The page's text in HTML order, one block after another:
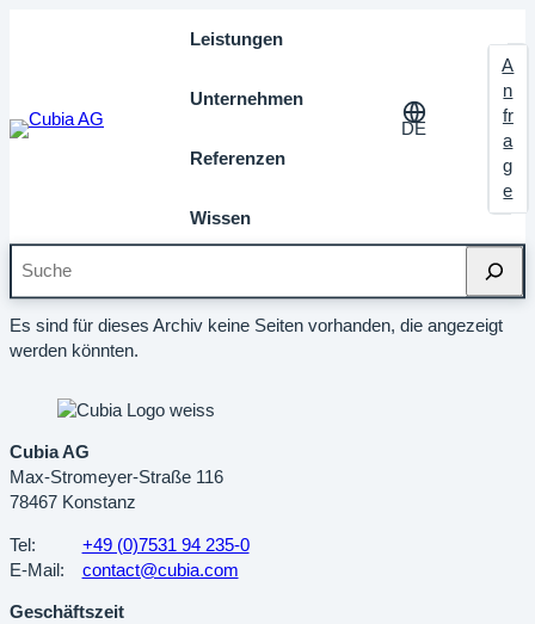
Leistungen
Unternehmen
Referenzen
Wissen
DE
A
n
fr
a
g
e
featured
Es sind für dieses Archiv keine Seiten vorhanden, die angezeigt
werden könnten.
Cubia AG
Max-Stromeyer-Straße 116
78467 Konstanz
Tel:
+49 (0)7531 94 235-0
E-Mail:
contact@cubia.com
Geschäftszeit